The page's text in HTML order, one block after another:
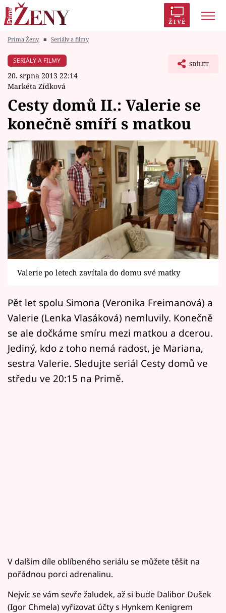
ŽIVĚ
Módní alarm
Témata
Celebrity
Vztahy
Seriály
Horoskopy
Sledujte prima+
Filmový festival Karlovy Vary
Pořady
Mámy sobě
Přihlášení
Prima Ženy ■ Seriály a filmy
SERIÁLY A FILMY
20. srpna 2013 22:14
Markéta Zídková
SDÍLET
Cesty domů II.: Valerie se
konečně smíří s matkou
Valerie po letech zavítala do domu své matky
Pět let spolu Simona (Veronika Freimanová) a
Valerie (Lenka Vlasáková) nemluvily. Konečně
se ale dočkáme smíru mezi matkou a dcerou.
Jediný, kdo z toho nemá radost, je Mariana,
sestra Valerie. Sledujte seriál Cesty domů ve
středu ve 20:15 na Primě.
V dalším díle oblíbeného seriálu se můžete těšit na
pořádnou porci adrenalinu.
Nejvíc se vám sevře žaludek, až si bude Dalibor Dušek
(Igor Chmela) vyřizovat účty s Hynkem Kenigrem